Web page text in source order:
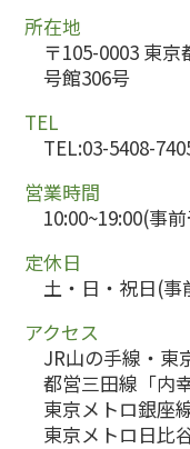
所在地
〒105-0003 東
号館306号
TEL
TEL:03-5408-
営業時間
10:00~19:00(事
定休日
土・日・祝日(
アクセス
JR山の手線・東
都営三田線「内
東京メトロ銀座
東京メトロ日比